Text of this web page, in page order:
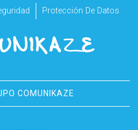
Protección De Datos
COMUNIKAZE